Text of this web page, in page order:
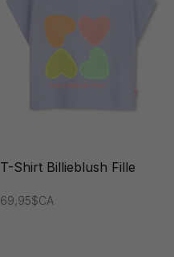
T-Shirt Billieblush Fille
69,95$CA